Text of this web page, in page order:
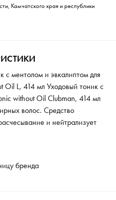
Камчатского края и республики
с ментолом и эвкалиптом для
Oil L, 414 мл Уходовый тоник с
without Oil Clubman, 414 мл
волос. Средство
и нейтрализует
прядям ухоженный вид. После
Тоник делает волосы
спутывание.
бренда